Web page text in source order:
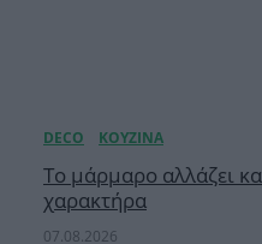
Το μάρμαρο αλλάζει
χαρακτήρα
07.08.2026